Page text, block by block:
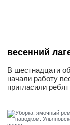
весенний
В шестнадцати
начали работу
пригласили